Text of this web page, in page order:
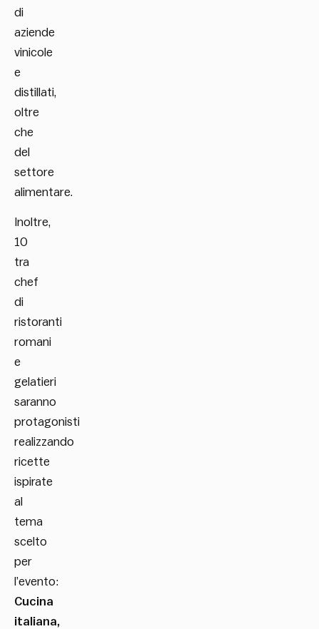
di
aziende
vinicole
e
distillati,
oltre
che
del
settore
alimentare.
Inoltre,
10
tra
chef
di
ristoranti
romani
e
gelatieri
saranno
protagonisti
realizzando
ricette
ispirate
al
tema
scelto
per
l’evento:
Cucina
italiana,